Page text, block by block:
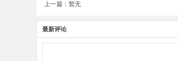
上一篇：暂无
最新评论